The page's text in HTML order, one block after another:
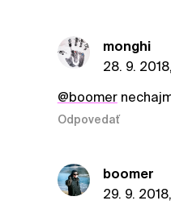
monghi
28. 9.
@boomer
Odpovedať
boomer
29. 9.